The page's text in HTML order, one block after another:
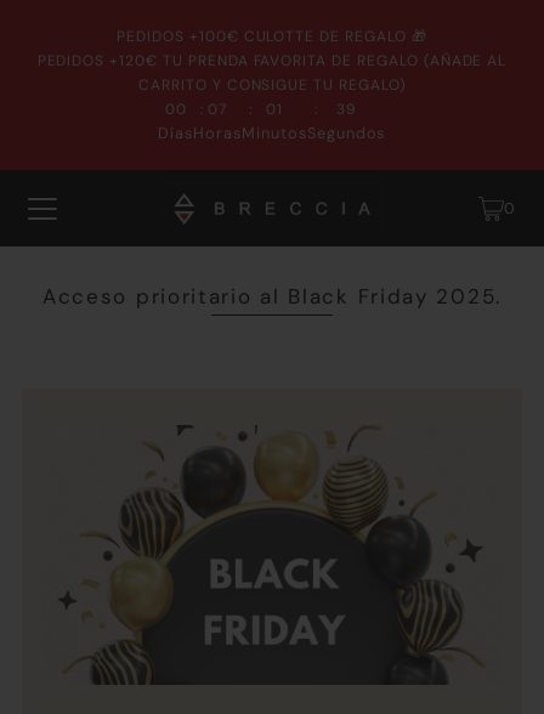
PEDIDOS +100€ CULOTTE DE REGALO 🎁
PEDIDOS +120€ TU PRENDA FAVORITA DE REGALO (AÑADE AL
CARRITO Y CONSIGUE TU REGALO)
00
Días
: 07
Horas
: 01
Minutos
: 38
Segundos
0
Acceso prioritario al Black Friday 2025.